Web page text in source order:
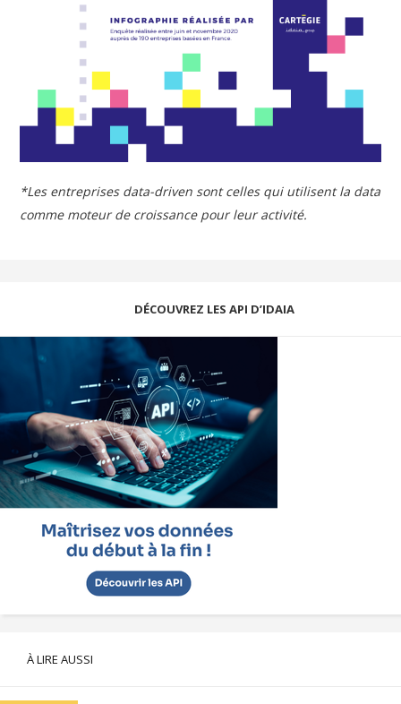
*Les entreprises data-driven sont celles qui utilisent la data
comme moteur de croissance pour leur activité.
DÉCOUVREZ LES API D’IDAIA
À LIRE AUSSI